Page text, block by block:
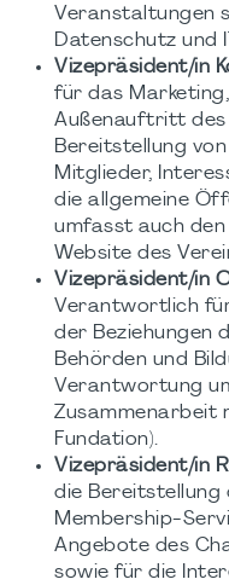
Veranstaltungen
Datenschutz und
Vizepräsident/in
für das
Außenauftritt des
Bereitstellung
Mitglieder,
die allgemeine
umfasst auch
Website des
Vizepräsident/in
Verantwortlich
der Beziehungen
Behörden und
Verantwortung
Zusammenarbeit
Fundation).
Vizepräsident/in
die Bereitstellung
Membership-
Angebote des
sowie für die